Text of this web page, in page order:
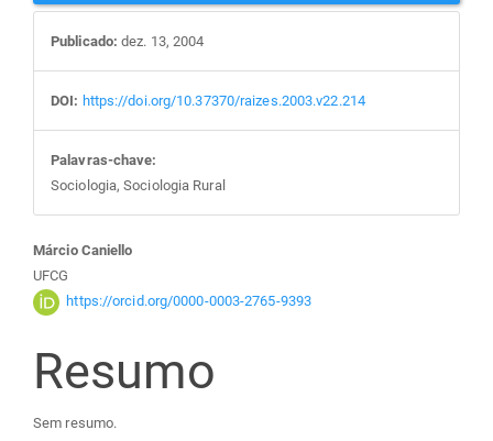
Publicado: dez. 13, 2004
DOI: https://doi.org/10.37370/raizes.2003.v22.214
Palavras-chave:
Sociologia, Sociologia Rural
Conteúdo
do
artigo
principal
Márcio Caniello
UFCG
https://orcid.org/0000-0003-2765-9393
Resumo
Sem resumo.